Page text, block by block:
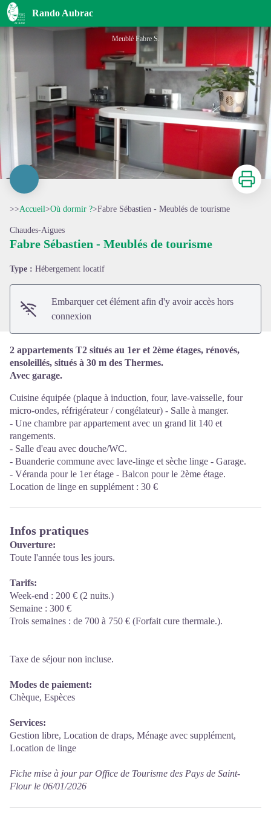
Rando Aubrac
Fabre Sébastien - Meublés de tourisme
Meublé Fabre S.
Imprimer
>>Accueil>Où dormir ?>Fabre Sébastien - Meublés de tourisme
Chaudes-Aigues
Fabre Sébastien - Meublés de tourisme
Type : Hébergement locatif
Embarquer cet élément afin d'y avoir accès hors
connexion
2 appartements T2 situés au 1er et 2ème étages, rénovés,
ensoleillés, situés à 30 m des Thermes.
Avec garage.
Cuisine équipée (plaque à induction, four, lave-vaisselle, four
micro-ondes, réfrigérateur / congélateur) - Salle à manger.
- Une chambre par appartement avec un grand lit 140 et
rangements.
- Salle d'eau avec douche/WC.
- Buanderie commune avec lave-linge et sèche linge - Garage.
- Véranda pour le 1er étage - Balcon pour le 2ème étage.
Location de linge en supplément : 30 €
Infos pratiques
Ouverture:
Toute l'année tous les jours.
Tarifs:
Week-end : 200 € (2 nuits.)
Semaine : 300 €
Trois semaines : de 700 à 750 € (Forfait cure thermale.).
Taxe de séjour non incluse.
Modes de paiement:
Chèque, Espèces
Services:
Gestion libre, Location de draps, Ménage avec supplément,
Location de linge
Fiche mise à jour par Office de Tourisme des Pays de Saint-
Flour le 06/01/2026